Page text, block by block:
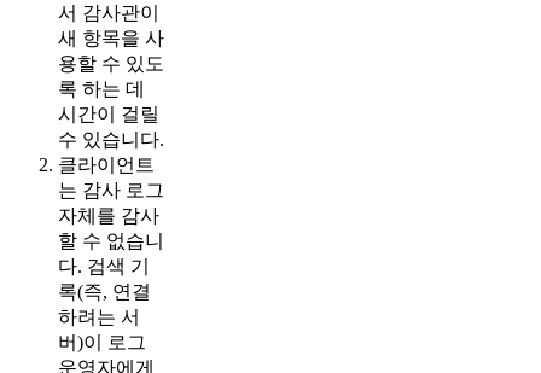
서 감사관이
새 항목을 사
용할 수 있도
록 하는 데
시간이 걸릴
수 있습니다.
클라이언트
는 감사 로그
자체를 감사
할 수 없습니
다. 검색 기
록(즉, 연결
하려는 서
버)이 로그
운영자에게